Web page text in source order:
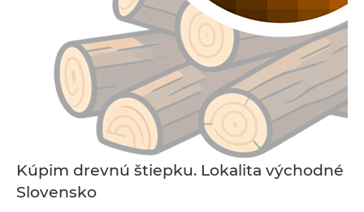
Kúpim drevnú štiepku. Lokalita východné
Slovensko